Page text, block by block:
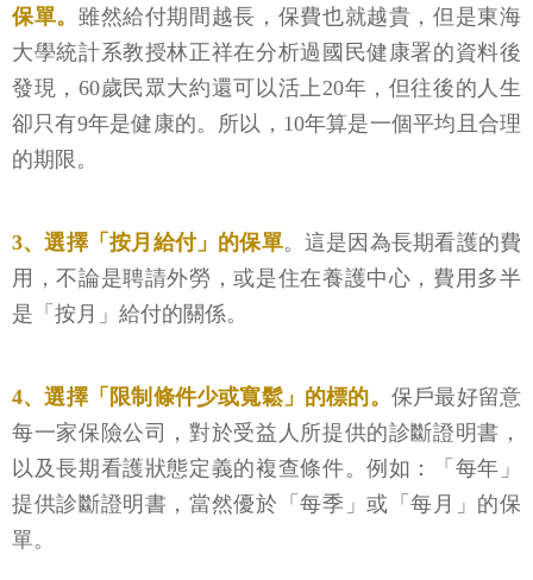
保單。 雖然給付期間越長，保費也就越貴，但是東海
大學統計系教授林正祥在分析過國民健康署的資料後
發現，60歲民眾大約還可以活上20年，但往後的人生
卻只有9年是健康的。所以，10年算是一個平均且合理
的期限。
3、選擇「按月給付」的保單。這是因為長期看護的費
用，不論是聘請外勞，或是住在養護中心，費用多半
是「按月」給付的關係。
4、選擇「限制條件少或寬鬆」的標的。 保戶最好留意
每一家保險公司，對於受益人所提供的診斷證明書，
以及長期看護狀態定義的複查條件。例如：「每年」
提供診斷證明書，當然優於「每季」或「每月」的保
單。